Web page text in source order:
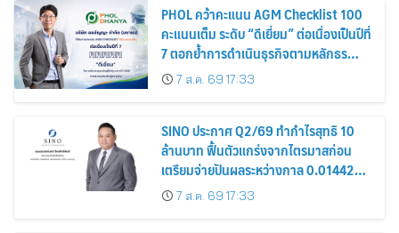
PHOL คว้าคะแนน AGM Checklist 100
คะแนนเต็ม ระดับ “ดีเยี่ยม” ต่อเนื่องเป็นปีที่
7 ตอกย้ำการดำเนินธุรกิจตามหลักธร
รมาภิบาล โปร่งใส สร้างความเชื่อมั่นผู้ถือ
หุ้น
7 ส.ค. 69 17:33
SINO ประกาศ Q2/69 ทำกำไรสุทธิ 10
ล้านบาท ฟื้นตัวแกร่งจากไตรมาสก่อน
เตรียมจ่ายปันผลระหว่างกาล 0.014423
บาทต่อหุ้น ครึ่งปีหลังมุ่งเติบโตต่อเนื่อง
7 ส.ค. 69 17:33